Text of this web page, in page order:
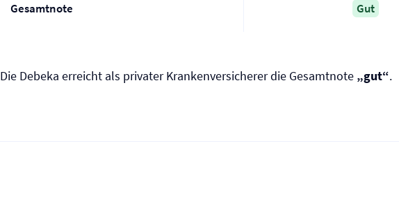
Gesamtnote Gut
Die Debeka erreicht als privater Kranken­versicherer die Gesamtnote „gut“.